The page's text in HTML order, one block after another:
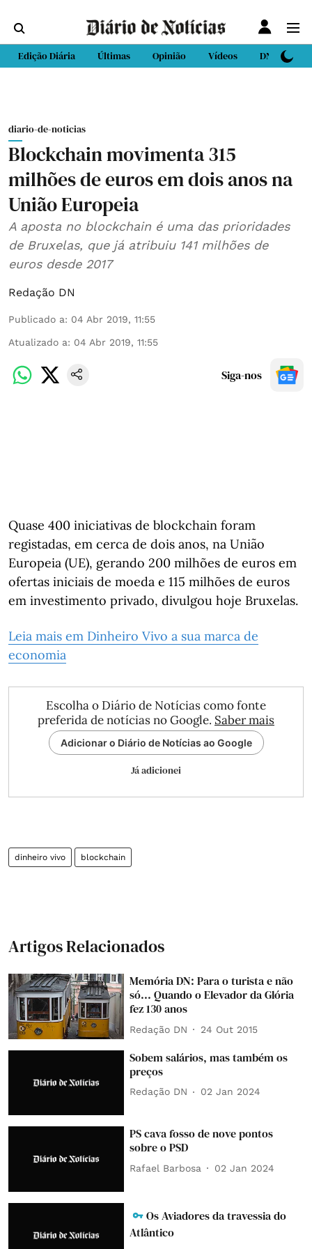
Edição Diária Últimas Opinião Vídeos DN Sport
diario-de-noticias
Blockchain movimenta 315
milhões de euros em dois anos na
União Europeia
A aposta no blockchain é uma das prioridades
de Bruxelas, que já atribuiu 141 milhões de
euros desde 2017
Redação DN
Publicado a: 04 Abr 2019, 11:55
Atualizado a: 04 Abr 2019, 11:55
Siga-nos
Quase 400 iniciativas de blockchain foram
registadas, em cerca de dois anos, na União
Europeia (UE), gerando 200 milhões de euros em
ofertas iniciais de moeda e 115 milhões de euros
em investimento privado, divulgou hoje Bruxelas.
Leia mais em Dinheiro Vivo a sua marca de
economia
Escolha o Diário de Notícias como fonte
preferida de notícias no Google. Saber mais
Adicionar o Diário de Notícias ao Google
Já adicionei
dinheiro vivo blockchain
Artigos Relacionados
Memória DN: Para o turista e não
só... Quando o Elevador da Glória
fez 130 anos
Redação DN 24 Out 2015
Sobem salários, mas também os
preços
Redação DN 02 Jan 2024
PS cava fosso de nove pontos
sobre o PSD
Rafael Barbosa 02 Jan 2024
Os Aviadores da travessia do
Atlântico